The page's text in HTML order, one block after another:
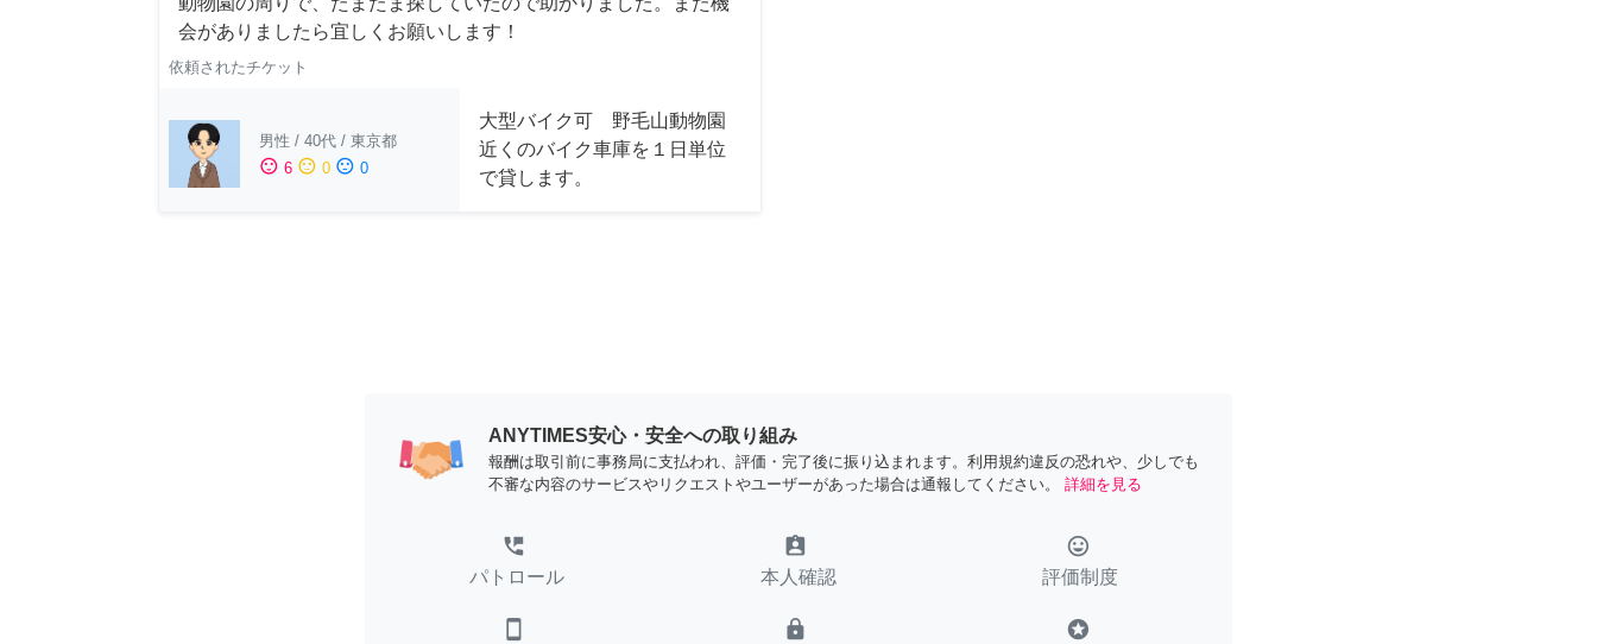
会がありましたら宜しくお願いします！
依頼されたチケット
男性 / 40代 / 東京都
sentiment_satisfied 6 sentiment_neutral 0 sentiment_dissatisfied 0
大型バイク可 野毛山動物園
近くのバイク車庫を１日単位
で貸します。
ANYTIMES安心・安全への取り組み
報酬は取引前に事務局に支払われ、評価・完了後に振り込まれます。利用規約違反の恐れや、少しでも
不審な内容のサービスやリクエストやユーザーがあった場合は通報してください。
詳細を見る
perm_phone_msg
パトロール
assignment_ind
本人確認
tag_faces
評価制度
smartphone lock stars